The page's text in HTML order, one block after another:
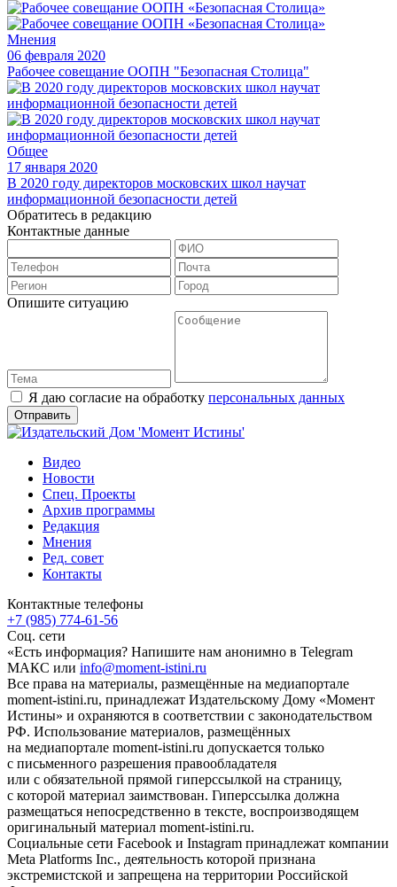
Мнения
06 февраля 2020
Рабочее совещание ООПН "Безопасная Столица"
Общее
17 января 2020
В 2020 году директоров московских школ научат
информационной безопасности детей
Обратитесь в редакцию
Контактные данные
Опишите ситуацию
Я даю согласие на обработку персональных данных
Видео
Новости
Спец. Проекты
Архив программы
Редакция
Мнения
Ред. совет
Контакты
Контактные телефоны
+7 (985) 774-61-56
Соц. сети
«Есть информация? Напишите нам анонимно в Telegram
МАКС или info@moment-istini.ru
Все права на материалы, размещённые на медиапортале
moment-istini.ru, принадлежат Издательскому Дому «Момент
Истины» и охраняются в соответствии с законодательством
РФ. Использование материалов, размещённых
на медиапортале moment-istini.ru допускается только
с письменного разрешения правообладателя
или с обязательной прямой гиперссылкой на страницу,
с которой материал заимствован. Гиперссылка должна
размещаться непосредственно в тексте, воспроизводящем
оригинальный материал moment-istini.ru.
Социальные сети Facebook и Instagram принадлежат компании
Meta Platforms Inc., деятельность которой признана
экстремистской и запрещена на территории Российской